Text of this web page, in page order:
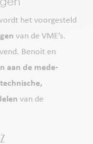
het voorgesteld
van de VME’s.
Benoit en
aan de mede-
van de